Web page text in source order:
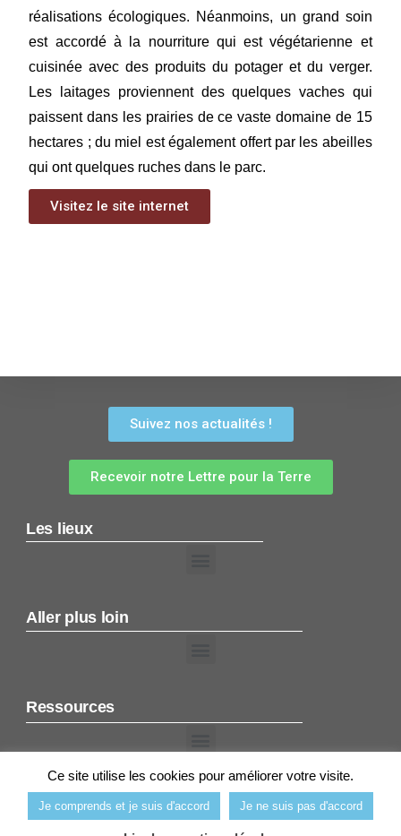
réalisations écologiques. Néanmoins, un grand soin
est accordé à la nourriture qui est végétarienne et
cuisinée avec des produits du potager et du verger.
Les laitages proviennent des quelques vaches qui
paissent dans les prairies de ce vaste domaine de 15
hectares ; du miel est également offert par les abeilles
qui ont quelques ruches dans le parc.
Visitez le site internet
Suivez nos actualités !
Recevoir notre Lettre pour la Terre
Les lieux
Aller plus loin
Ressources
Copyright @2019 Spiritualités pour la Terre
Mentions légales
Ce site utilise les cookies pour améliorer votre visite.
Je comprends et je suis d'accord Je ne suis pas d'accord